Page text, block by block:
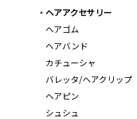
ヘアアクセサリー
ヘアゴム
ヘアバンド
カチューシャ
バレッタ/ヘアクリップ
ヘアピン
シュシュ